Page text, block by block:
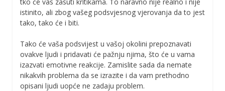
istinito, ali zbog vašeg podsvjesnog vjerovanja da to jest
tako, tako će i biti.
Tako će vaša podsvijest u vašoj okolini prepoznavati
ovakve ljudi i pridavati će pažnju njima, što će u vama
izazvati emotivne reakcije. Zamislite sada da nemate
nikakvih problema da se izrazite i da vam prethodno
opisani ljudi uopće ne zadaju problem.